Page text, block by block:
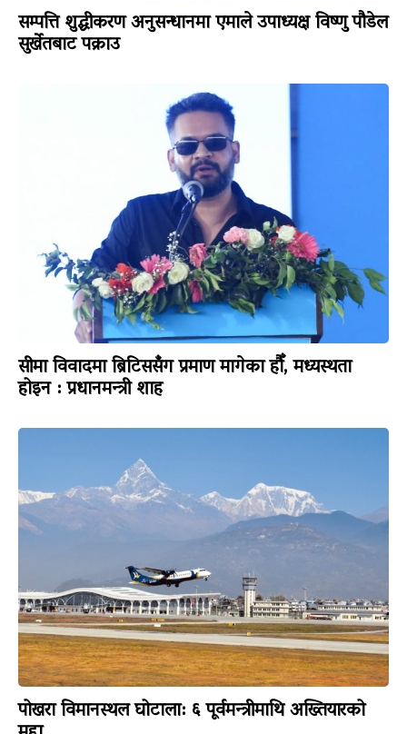
सम्पत्ति शुद्धीकरण अनुसन्धानमा एमाले उपाध्यक्ष विष्णु पौडेल
सुर्खेतबाट पक्राउ
सीमा विवादमा ब्रिटिससँग प्रमाण मागेका हौँ, मध्यस्थता
होइन : प्रधानमन्त्री शाह
पोखरा विमानस्थल घोटाला: ६ पूर्वमन्त्रीमाथि अख्तियारको